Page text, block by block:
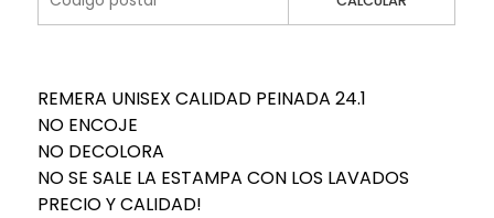
REMERA UNISEX CALIDAD PEINADA 24.1
NO ENCOJE
NO DECOLORA
NO SE SALE LA ESTAMPA CON LOS LAVADOS
PRECIO Y CALIDAD!